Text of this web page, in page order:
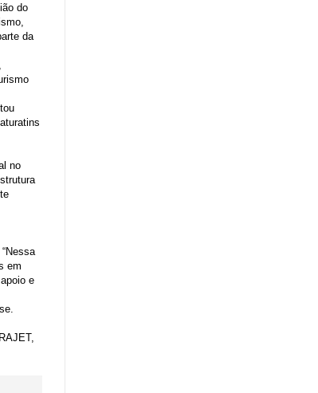
do
da
no
em
e